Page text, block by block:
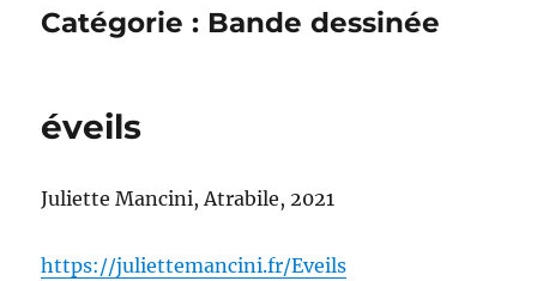
Catégorie : Bande dessinée
éveils
Juliette Mancini, Atrabile, 2021
https://juliettemancini.fr/Eveils